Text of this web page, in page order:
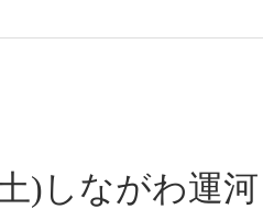
土)しながわ運